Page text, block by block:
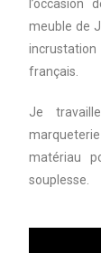
l’occasion
meuble de
français.
Je
matériau
souplesse.